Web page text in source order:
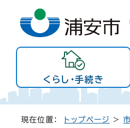
くらし・手続き
現在位置： トップページ >